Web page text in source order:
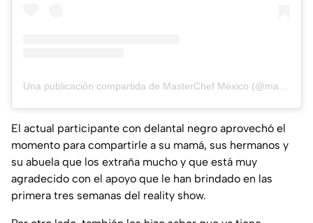
Una publicación compartida de MasterChef México (@masterchefmx)
El actual participante con delantal negro aprovechó el
momento para compartirle a su mamá, sus hermanos y
su abuela que los extraña mucho y que está muy
agradecido con el apoyo que le han brindado en las
primera tres semanas del reality show.